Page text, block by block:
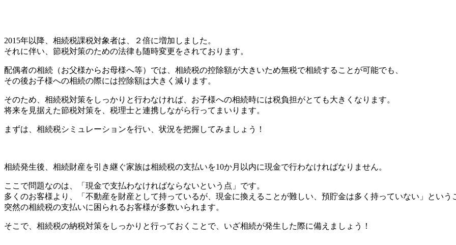
2015年以降、相続税課税対象者は、２倍に増加しました。
それに伴い、節税対策のための法律も随時変更をされております。
配偶者の相続（お父様からお母様へ等）では、相続税の控除額が大きいため無税で相続することが可能でも、
その後お子様への相続の際には控除額は大きく減ります。
そのため、相続税対策をしっかりと行わなければ、お子様への相続時には税負担がとても大きくなります。
将来を見据えた節税対策を、税理士と連携しながら行ってまいります。
まずは、相続税シミュレーションを行い、状況を把握してみましょう！
相続発生後、相続財産を引き継ぐ家族は相続税の支払いを10か月以内に現金で行わなければなりません。
ここで問題なのは、「現金で支払わなければならないという点」です。
多くのお客様より、「不動産を財産として持っているが、現金に換えることが難しい、預貯金は多く持っていない」という
突然の相続税の支払いに困られるお客様が多数いられます。
そこで、相続税の納税対策をしっかりと行っておくことで、いざ相続が発生した際に備えましょう！